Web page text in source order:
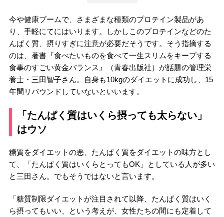
今や健康ブームで、さまざまな種類のプロテイン製品があ
り、手軽にてにはいります。しかしこのプロテインなどのた
んぱく質、摂りすぎに注意が必要だそうです。そう指摘する
のは、著書『食べたいものを食べて一生スリムをキープする
食事のすごい黄金バランス』（青春出版社）が話題の管理栄
養士・三田智子さん。自身も10kgのダイエットに成功し、15
年間リバウンドしていないといいます。
「たんぱく質はいくら摂っても太らない」
はウソ
糖質をダイエットの悪、たんぱく質をダイエットの味方とし
て、「たんぱく質はいくらとってもOK」としている人が多い
と三田さん。でもそうではないと言います。
「糖質制限ダイエットが注目されて以降、たんぱく質はいく
ら摂ってもいい、という考えが、女性たちの間にも定着して